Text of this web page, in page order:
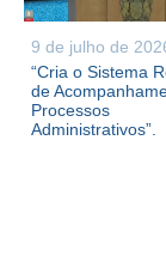
9 de julho de
“Cria o Sistema
de
Processos
Administrativos”.